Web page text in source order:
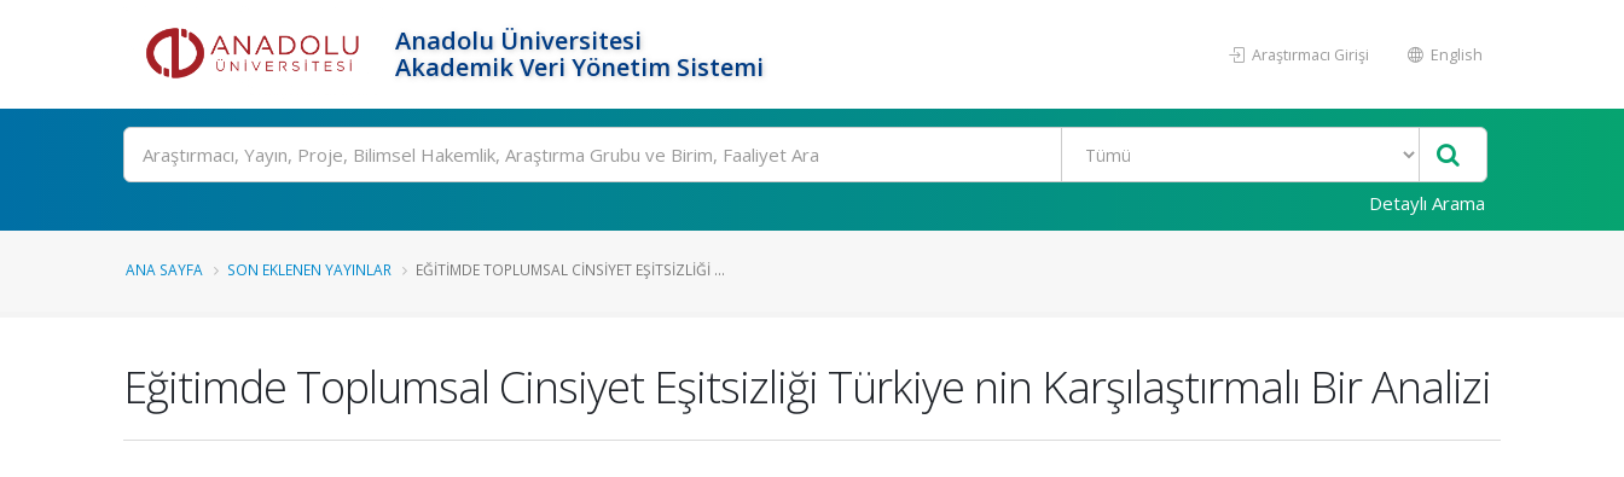
Anadolu Üniversitesi
Akademik Veri Yönetim Sistemi
Araştırmacı Girişi English
Ara
Detaylı Arama
ANA SAYFA SON EKLENEN YAYINLAR EĞITIMDE TOPLUMSAL CINSIYET EŞITSIZLIĞI ...
Eğitimde Toplumsal Cinsiyet Eşitsizliği Türkiye nin Karşılaştırmalı Bir Analizi